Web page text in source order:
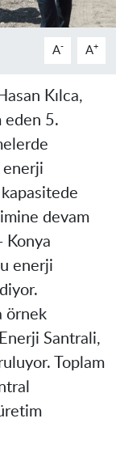
A- A+
Kılca,
eden 5.
enerji
kapasitede
devam
Konya
enerji
örnek
Santrali,
Toplam